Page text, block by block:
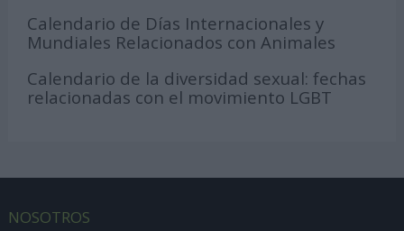
Calendario de Días Internacionales y
Mundiales Relacionados con Animales
Calendario de la diversidad sexual: fechas
relacionadas con el movimiento LGBT
NOSOTROS